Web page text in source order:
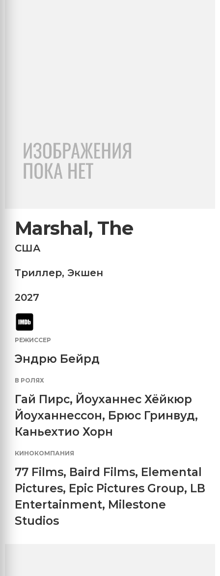
Marshal, The
США
Триллер, Экшен
2027
РЕЖИССЕР
Эндрю Бейрд
В РОЛЯХ
Гай Пирс, Йоуханнес Хёйкюр
Йоуханнессон, Брюс Гринвуд,
Каньехтио Хорн
КИНОКОМПАНИЯ
77 Films, Baird Films, Elemental
Pictures, Epic Pictures Group, LB
Entertainment, Milestone
Studios